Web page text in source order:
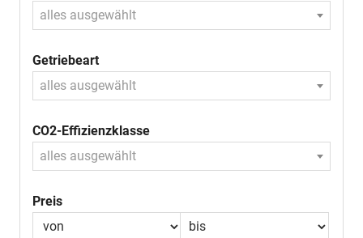
alles ausgewählt
Getriebeart
alles ausgewählt
CO2-Effizienzklasse
alles ausgewählt
Preis